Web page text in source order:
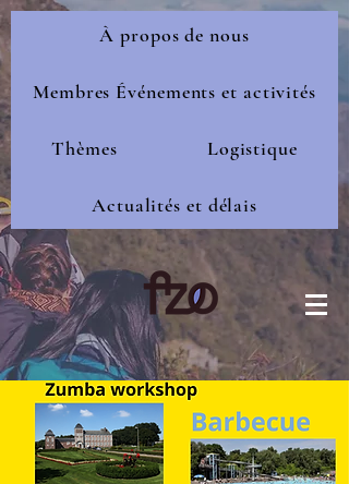
À propos de nous
Membres Événements et activités
Thèmes Logistique
Actualités et délais